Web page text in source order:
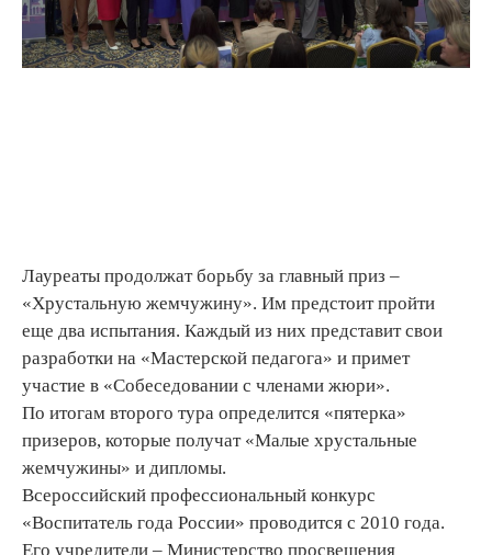
Лауреаты продолжат борьбу за главный приз –
«Хрустальную жемчужину». Им предстоит пройти
еще два испытания. Каждый из них представит свои
разработки на «Мастерской педагога» и примет
участие в «Собеседовании с членами жюри».
По итогам второго тура определится «пятерка»
призеров, которые получат «Малые хрустальные
жемчужины» и дипломы.
Всероссийский профессиональный конкурс
«Воспитатель года России» проводится с 2010 года.
Его учредители – Министерство просвещения